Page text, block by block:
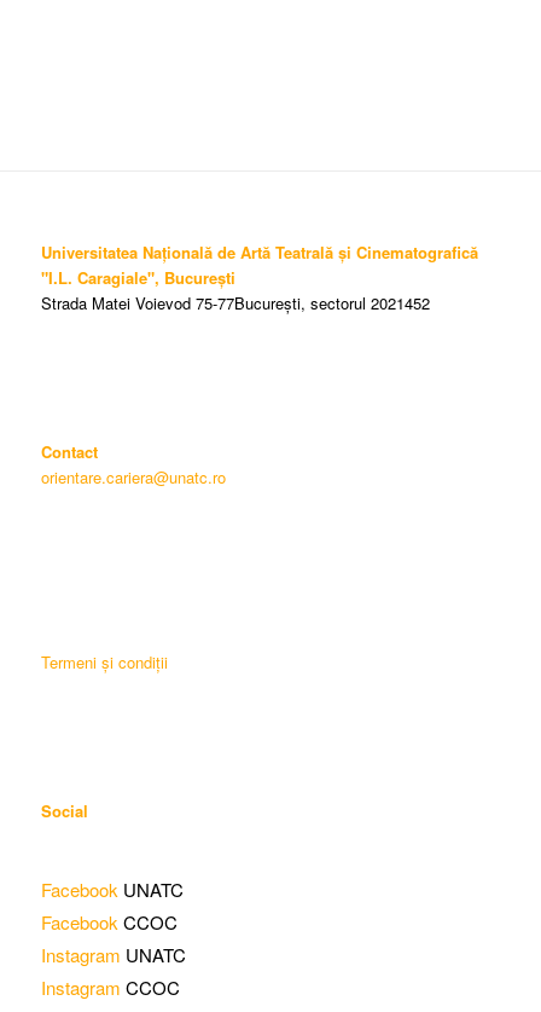
Universitatea Națională de Artă Teatrală și Cinematografică
"I.L. Caragiale", București
Strada Matei Voievod 75-77București, sectorul 2021452
Contact
orientare.cariera@unatc.ro
Termeni și condiții
Social
Facebook UNATC
Facebook CCOC
Instagram UNATC
Instagram CCOC